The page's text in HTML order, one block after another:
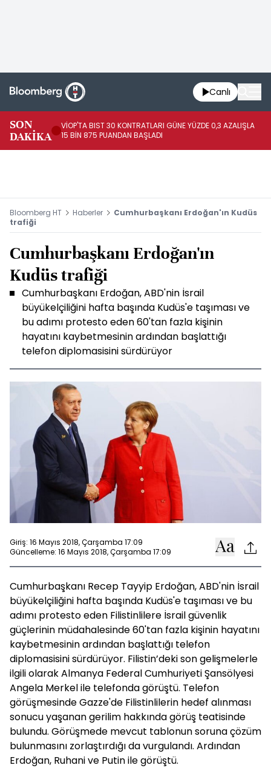
Canlı
SON
DAKİKA
VİOP'TA BIST 30 KONTRATLARI GÜNE YÜZDE 0,3 AZALIŞLA
15 BİN 875 PUANDAN BAŞLADI
Bloomberg HT Haberler
Cumhurbaşkanı Erdoğan'ın Kudüs
trafiği
Cumhurbaşkanı Erdoğan'ın
Kudüs trafiği
Cumhurbaşkanı Erdoğan, ABD'nin İsrail
büyükelçiliğini hafta başında Kudüs'e taşıması ve
bu adımı protesto eden 60'tan fazla kişinin
hayatını kaybetmesinin ardından başlattığı
telefon diplomasisini sürdürüyor
Giriş: 16 Mayıs 2018, Çarşamba 17:09
Güncelleme: 16 Mayıs 2018, Çarşamba 17:09
Cumhurbaşkanı Recep Tayyip Erdoğan, ABD'nin İsrail
büyükelçiliğini hafta başında Kudüs'e taşıması ve bu
adımı protesto eden Filistinlilere İsrail güvenlik
güçlerinin müdahalesinde 60'tan fazla kişinin hayatını
kaybetmesinin ardından başlattığı telefon
diplomasisini sürdürüyor. Filistin’deki son gelişmelerle
ilgili olarak Almanya Federal Cumhuriyeti Şansölyesi
Angela Merkel ile telefonda görüştü. Telefon
görüşmesinde Gazze'de Filistinlilerin hedef alınması
sonucu yaşanan gerilim hakkında görüş teatisinde
bulundu. Görüşmede mevcut tablonun soruna çözüm
bulunmasını zorlaştırdığı da vurgulandı. Ardından
Erdoğan, Ruhani ve Putin ile görüştü.